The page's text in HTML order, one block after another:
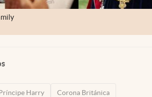
Harry Corona Británica